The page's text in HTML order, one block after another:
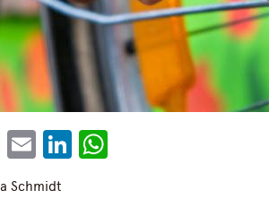
Telegram
EmailLinkedIn
Schmidt